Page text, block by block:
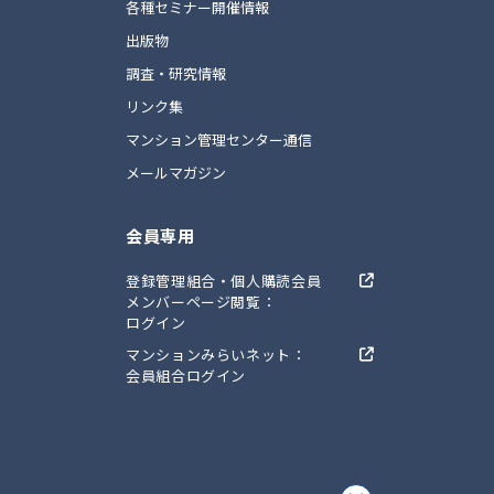
各種セミナー開催情報
出版物
調査・研究情報
リンク集
マンション管理センター通信
メールマガジン
会員専用
登録管理組合・個人購読会員
メンバーページ閲覧：
ログイン
マンションみらいネット：
会員組合ログイン